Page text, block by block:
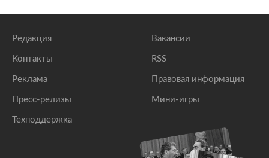
Редакция
Контакты
Реклама
Пресс-релизы
Техподдержка
Вакансии
RSS
Правовая информация
Мини-игры